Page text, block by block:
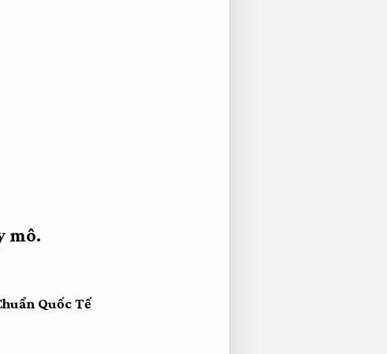
mô.
Quốc Tế